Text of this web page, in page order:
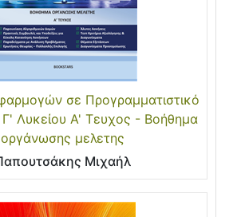
σε Προγραμματιστικό
Γ' Λυκείου Α' Τευχος - Βοήθημα
οργάνωσης μελετης
Μιχαήλ